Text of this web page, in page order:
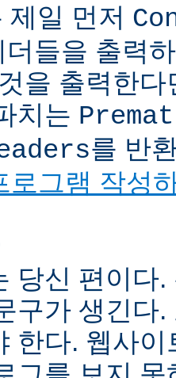
제일 먼저
들을 출력
을 출력한
치는
를 반
로그램 작성
당신 편이다
구가 생긴다
한다. 웹사